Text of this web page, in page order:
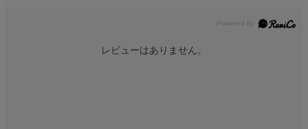
レビューはありません。